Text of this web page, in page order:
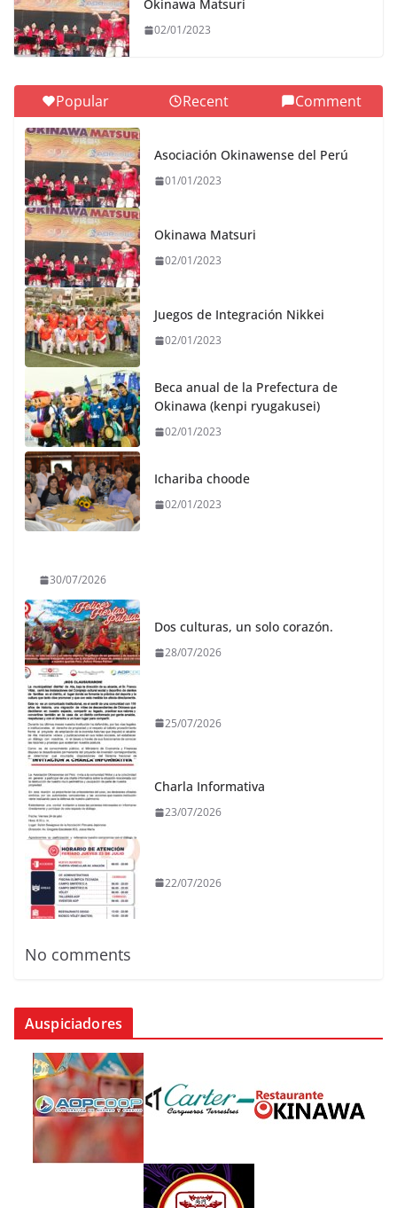
Okinawa Matsuri
02/01/2023
Popular Recent Comment
Asociación Okinawense del Perú
01/01/2023
Okinawa Matsuri
02/01/2023
Juegos de Integración Nikkei
02/01/2023
Beca anual de la Prefectura de
Okinawa (kenpi ryugakusei)
02/01/2023
Ichariba choode
02/01/2023
30/07/2026
Dos culturas, un solo corazón.
28/07/2026
25/07/2026
Charla Informativa
23/07/2026
22/07/2026
No comments
Auspiciadores